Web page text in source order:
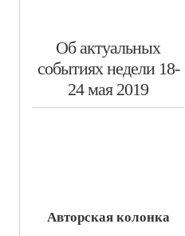
​Об актуальных
событиях недели 18-
24 мая 2019
Авторская колонка